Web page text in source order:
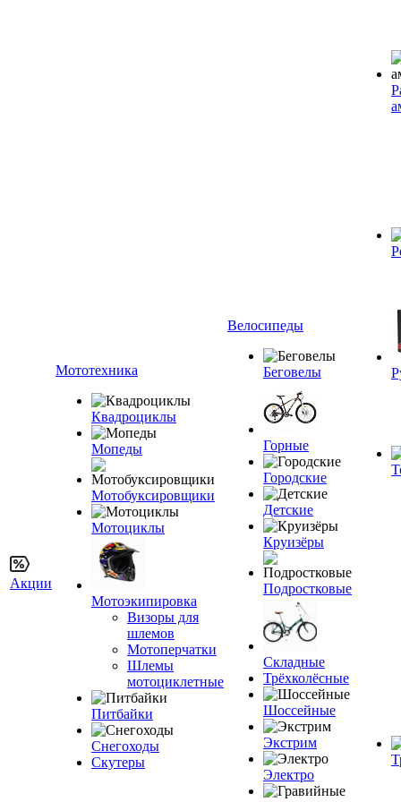
Акции
Мототехника
Квадроциклы
Мопеды
Мотобуксировщики
Мотоциклы
Мотоэкипировка
Визоры для
шлемов
Мотоперчатки
Шлемы
мотоциклетные
Питбайки
Снегоходы
Скутеры
Велосипеды
Беговелы
Горные
Городские
Детские
Круизёры
Подростковые
Складные
Трёхколёсные
Шоссейные
Экстрим
Электро